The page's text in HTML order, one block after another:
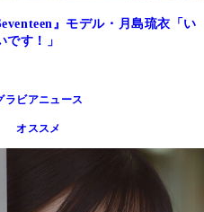
』モデル・月島琉衣「い
す！」
ラビアニュース
オススメ